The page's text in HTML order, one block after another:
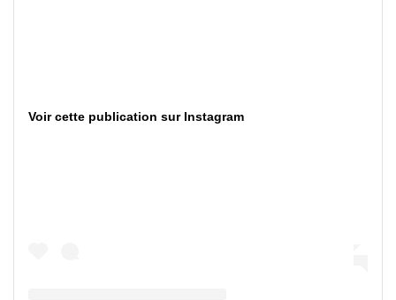
Voir cette publication sur Instagram